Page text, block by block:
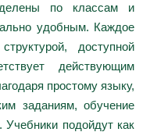
по классам и
удобным. Каждое
доступной
действующим
простому языку,
заданиям, обучение
Учебники подойдут как